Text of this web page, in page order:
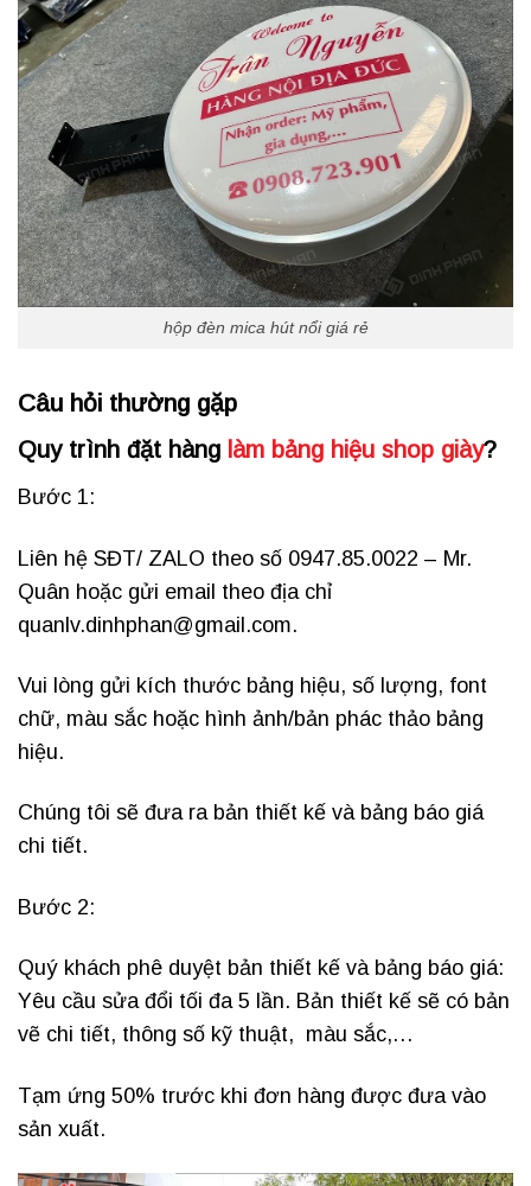
hộp đèn mica hút nổi giá rẻ
Câu hỏi thường gặp
Quy trình đặt hàng làm bảng hiệu shop giày?
Bước 1:
Liên hệ SĐT/ ZALO theo số 0947.85.0022 – Mr.
Quân hoặc gửi email theo địa chỉ
quanlv.dinhphan@gmail.com.
Vui lòng gửi kích thước bảng hiệu, số lượng, font
chữ, màu sắc hoặc hình ảnh/bản phác thảo bảng
hiệu.
Chúng tôi sẽ đưa ra bản thiết kế và bảng báo giá
chi tiết.
Bước 2:
Quý khách phê duyệt bản thiết kế và bảng báo giá:
Yêu cầu sửa đổi tối đa 5 lần. Bản thiết kế sẽ có bản
vẽ chi tiết, thông số kỹ thuật, màu sắc,…
Tạm ứng 50% trước khi đơn hàng được đưa vào
sản xuất.